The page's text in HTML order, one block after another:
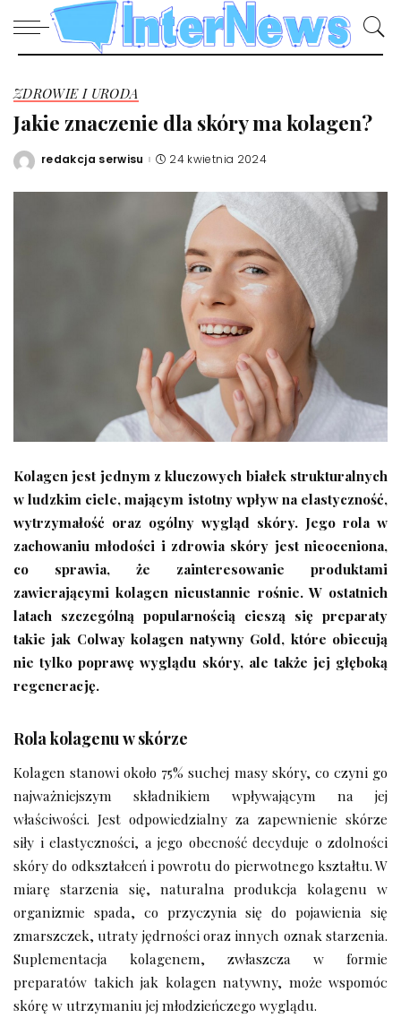
ZDROWIE I URODA
Jakie znaczenie dla skóry ma kolagen?
Posted
redakcja serwisu 24 kwietnia 2024
Kolagen jest jednym z kluczowych białek strukturalnych
w ludzkim ciele, mającym istotny wpływ na elastyczność,
wytrzymałość oraz ogólny wygląd skóry. Jego rola w
zachowaniu młodości i zdrowia skóry jest nieoceniona,
co sprawia, że zainteresowanie produktami
zawierającymi kolagen nieustannie rośnie. W ostatnich
latach szczególną popularnością cieszą się preparaty
takie jak Colway kolagen natywny Gold, które obiecują
nie tylko poprawę wyglądu skóry, ale także jej głęboką
regenerację.
Rola kolagenu w skórze
Kolagen stanowi około 75% suchej masy skóry, co czyni go
najważniejszym składnikiem wpływającym na jej
właściwości. Jest odpowiedzialny za zapewnienie skórze
siły i elastyczności, a jego obecność decyduje o zdolności
skóry do odkształceń i powrotu do pierwotnego kształtu. W
miarę starzenia się, naturalna produkcja kolagenu w
organizmie spada, co przyczynia się do pojawienia się
zmarszczek, utraty jędrności oraz innych oznak starzenia.
Suplementacja kolagenem, zwłaszcza w formie
preparatów takich jak kolagen natywny, może wspomóc
skórę w utrzymaniu jej młodzieńczego wyglądu.